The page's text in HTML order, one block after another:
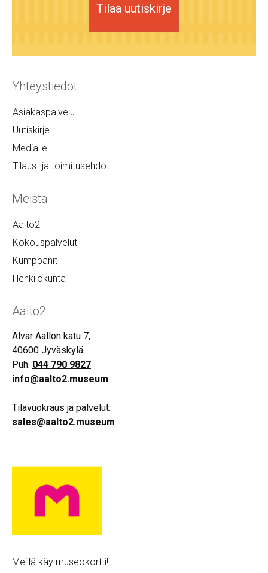
Tilaa uutiskirje
Yhteystiedot
Asiakaspalvelu
Uutiskirje
Medialle
Tilaus- ja toimitusehdot
Meistä
Aalto2
Kokouspalvelut
Kumppanit
Henkilökunta
Aalto2
Alvar Aallon katu 7,
40600 Jyväskylä
Puh. 044 790 9827
info@aalto2.museum
Tilavuokraus ja palvelut:
sales@aalto2.museum
Meillä käy museokortti!